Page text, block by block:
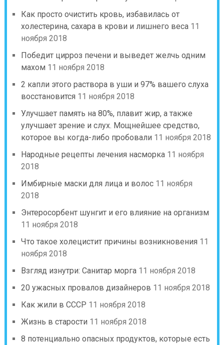
Как просто очистить кровь, избавилась от
холестерина, сахара в крови и лишнего веса 11
ноября 2018
Победит цирроз печени и выведет желчь одним
махом 11 ноября 2018
2 капли этого раствора в уши и 97% вашего слуха
восстановится 11 ноября 2018
Улучшает память на 80%, плавит жир, а также
улучшает зрение и слух. Мощнейшее средство,
которое вы когда-либо пробовали 11 ноября 2018
Народные рецепты лечения насморка 11 ноября
2018
Имбирные маски для лица и волос 11 ноября
2018
Энтеросорбент шунгит и его влияние на организм
11 ноября 2018
Что такое холецистит причины возникновения 11
ноября 2018
Взгляд изнутри: Санитар морга 11 ноября 2018
20 ужасных провалов дизайнеров 11 ноября 2018
Как жили в СССР 11 ноября 2018
Жизнь в старости 11 ноября 2018
8 потенциально опасных продуктов, которые есть